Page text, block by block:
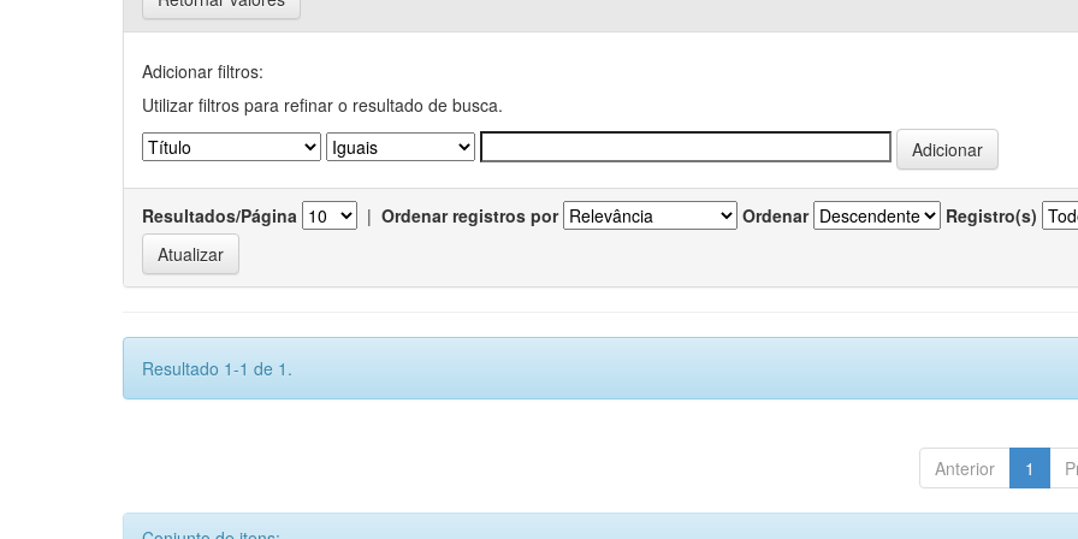
Adicionar filtros:
Utilizar filtros para refinar o resultado de busca.
Resultados/Página | Ordenar registros por Ordenar Registro(s)
Resultado 1-1 de 1.
Anterior 1